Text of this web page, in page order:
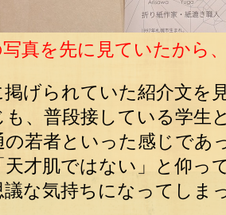
真を先に見ていたから
掲げられていた紹介文を
も、普段接している学生
の若者といった感じであ
天才肌ではない」と仰っ
議な気持ちになってしま